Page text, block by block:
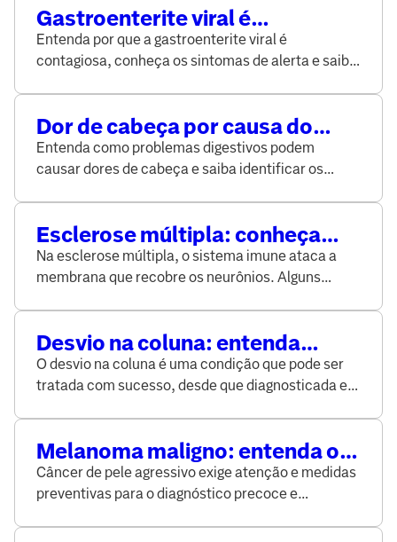
Gastroenterite viral é
contagiosa? Saiba como ocorre
a transmissão e como se
Entenda por que a gastroenterite viral é
contagiosa, conheça os sintomas de alerta e saiba
Dor de cabeça por causa do
estômago​: por que isso ocorre
Entenda como problemas digestivos podem
causar dores de cabeça e saiba identificar os
Esclerose múltipla: conheça
essa doença neurológica
Na esclerose múltipla, o sistema imune ataca a
membrana que recobre os neurônios. Alguns
Desvio na coluna: entenda
como eles afetam a sua vida
O desvio na coluna é uma condição que pode ser
tratada com sucesso, desde que diagnosticada e
Melanoma maligno: entenda o
que é e como se proteger
Câncer de pele agressivo exige atenção e medidas
preventivas para o diagnóstico precoce e